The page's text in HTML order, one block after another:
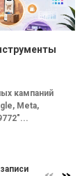
кампаний
Meta,